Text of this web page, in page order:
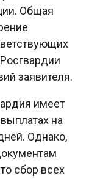
Общая
заявителя.
имеет
на
Однако,
сбор всех